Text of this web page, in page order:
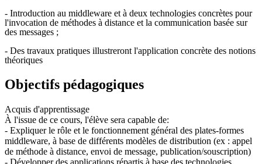
- Introduction au middleware et à deux technologies concrètes pour
l'invocation de méthodes à distance et la communication basée sur
des messages ;
- Des travaux pratiques illustreront l'application concrète des notions
théoriques
Objectifs pédagogiques
Acquis d'apprentissage
À l'issue de ce cours, l'élève sera capable de:
- Expliquer le rôle et le fonctionnement général des plates-formes
middleware, à base de différents modèles de distribution (ex : appel
de méthode à distance, envoi de message, publication/souscription)
- Développer des applications répartis à base des technologies